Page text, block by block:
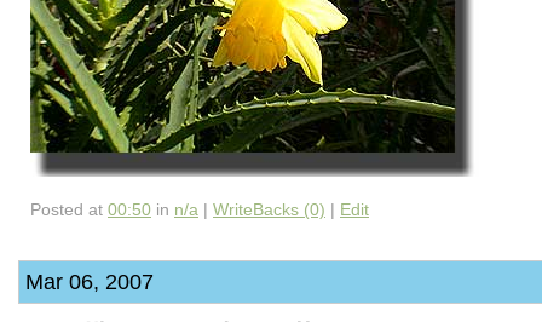
Posted at 00:50 in n/a | WriteBacks (0) | Edit
Mar 06, 2007